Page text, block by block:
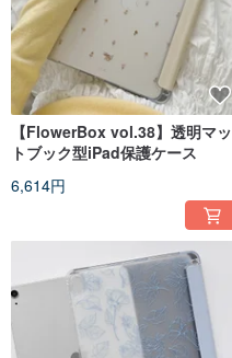
【FlowerBox vol.38】透明マッ
トブック型iPad保護ケース
6,614円